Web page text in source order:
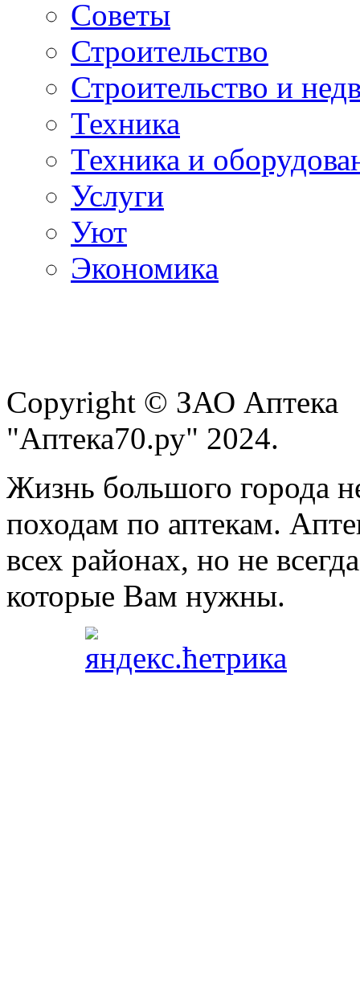
Советы
Строительство
Строительство и
Техника
Техника и
Услуги
Уют
Экономика
Copyright © ЗАО Аптека
"Аптека70.ру" 2024.
Жизнь большого города
походам по аптекам.
всех районах, но не
которые Вам нужны.